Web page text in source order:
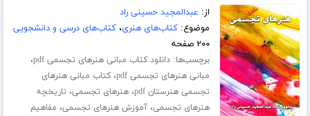
از: عبدالمجید حسینی راد
موضوع:کتاب‌های هنری،کتاب‌های درسی و دانشجویی
۲۰۰ صفحه
برچسب‌ها:دانلود کتاب مبانی هنرهای تجسمی pdf ،
مبانی هنرهای تجسمی pdf ،کتاب مبانی هنرهای
تجسمی هنرستان pdf
،هنرهای تجسمی، تاریخچه
هنرهای تجسمی،آموزش هنرهای تجسمی، مفاهیم